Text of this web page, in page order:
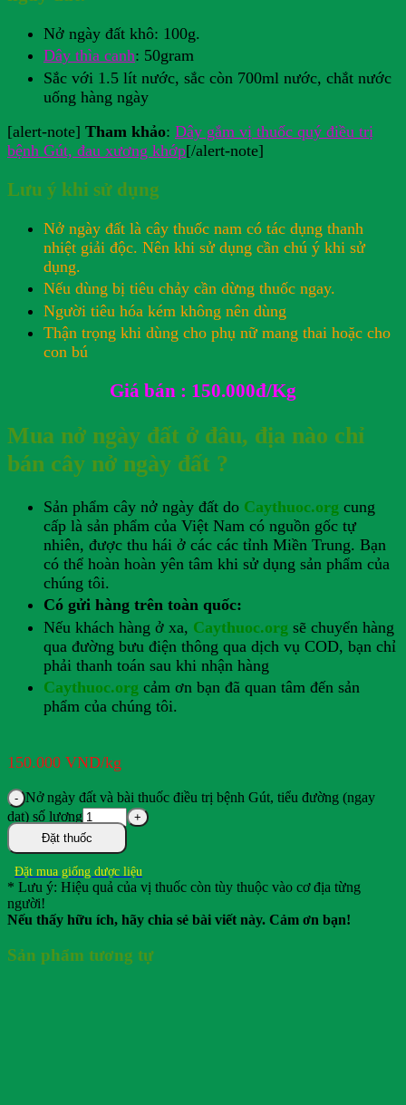
Nở ngày đất khô: 100g.
Dây thìa canh: 50gram
Sắc với 1.5 lít nước, sắc còn 700ml nước, chắt nước
uống hàng ngày
[alert-note] Tham khảo: Dây gắm vị thuốc quý điều trị
bệnh Gút, đau xương khớp[/alert-note]
Lưu ý khi sử dụng
Nở ngày đất là cây thuốc nam có tác dụng thanh
nhiệt giải độc. Nên khi sử dụng cần chú ý khi sử
dụng.
Nếu dùng bị tiêu chảy cần dừng thuốc ngay.
Người tiêu hóa kém không nên dùng
Thận trọng khi dùng cho phụ nữ mang thai hoặc cho
con bú
Giá bán : 150.000đ/Kg
Mua nở ngày đất ở đâu, địa nào chỉ
bán cây nở ngày đất ?
Sản phẩm cây nở ngày đất do Caythuoc.org cung
cấp là sản phẩm của Việt Nam có nguồn gốc tự
nhiên, được thu hái ở các các tỉnh Miền Trung. Bạn
có thể hoàn hoàn yên tâm khi sử dụng sản phẩm của
chúng tôi.
Có gửi hàng trên toàn quốc:
Nếu khách hàng ở xa, Caythuoc.org sẽ chuyển hàng
qua đường bưu điện thông qua dịch vụ COD, bạn chỉ
phải thanh toán sau khi nhận hàng
Caythuoc.org cảm ơn bạn đã quan tâm đến sản
phẩm của chúng tôi.
150.000 VND/kg
Nở ngày đất và bài thuốc điều trị bệnh Gút, tiểu đường (ngay
dat) số lượng
Đặt thuốc
Đặt mua giống dược liệu
* Lưu ý: Hiệu quả của vị thuốc còn tùy thuộc vào cơ địa từng
người!
Nếu thấy hữu ích, hãy chia sẻ bài viết này. Cảm ơn bạn!
Sản phẩm tương tự